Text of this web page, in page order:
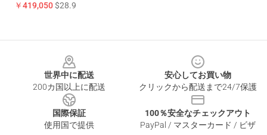
￥419,050$28.9
世界中に配送
200カ国以上に配送
安心してお買い物
クリックから配送まで24/7保護
国際保証
使用国で提供
100％安全なチェックアウト
PayPal / マスターカード / ビザ